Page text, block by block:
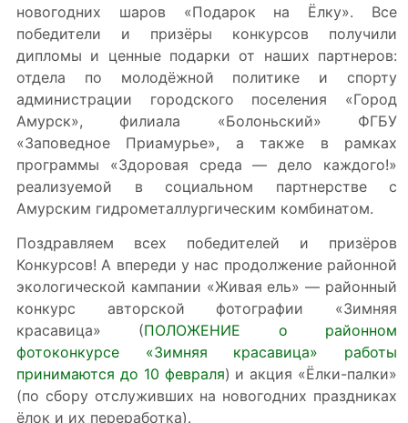
новогодних шаров «Подарок на Ёлку». Все
победители и призёры конкурсов получили
дипломы и ценные подарки от наших партнеров:
отдела по молодёжной политике и спорту
администрации городского поселения «Город
Амурск», филиала «Болоньский» ФГБУ
«Заповедное Приамурье», а также в рамках
программы «Здоровая среда — дело каждого!»
реализуемой в социальном партнерстве с
Амурским гидрометаллургическим комбинатом.
Поздравляем всех победителей и призёров
Конкурсов! А впереди у нас продолжение районной
экологической кампании «Живая ель» — районный
конкурс авторской фотографии «Зимняя
красавица» (ПОЛОЖЕНИЕ о районном
фотоконкурсе «Зимняя красавица» работы
принимаются до 10 февраля) и акция «Ёлки-палки»
(по сбору отслуживших на новогодних праздниках
ёлок и их переработка).